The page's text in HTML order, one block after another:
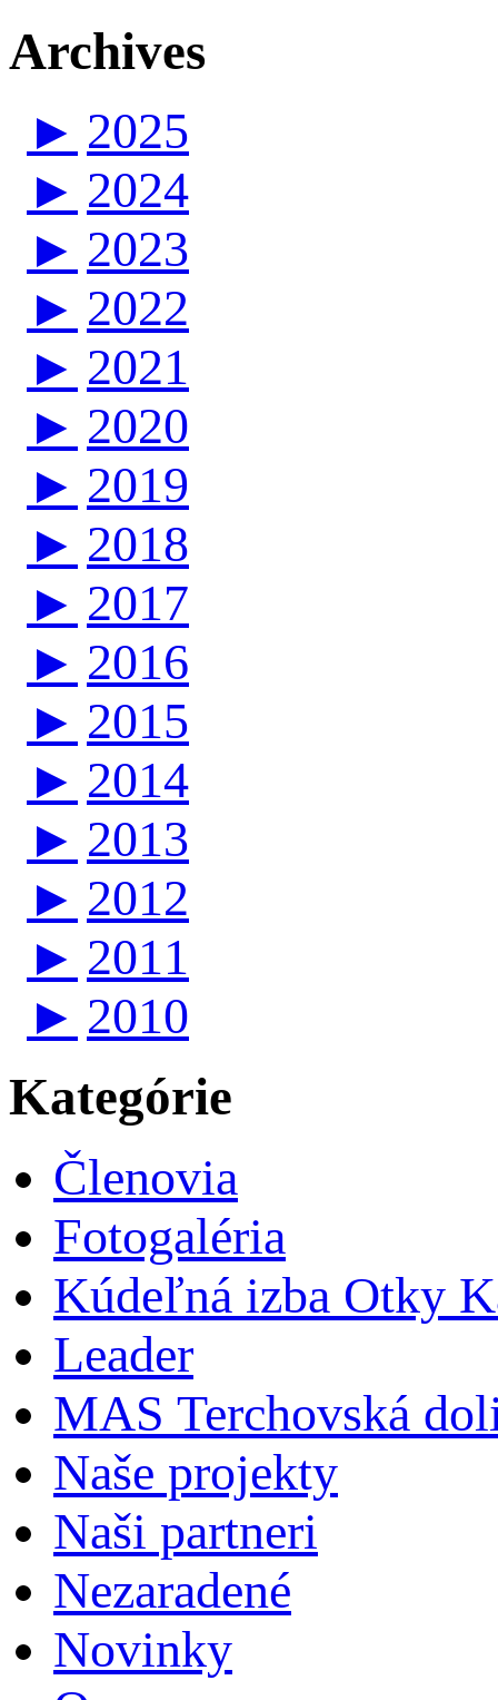
Archives
► 2025
► 2024
► 2023
► 2022
► 2021
► 2020
► 2019
► 2018
► 2017
► 2016
► 2015
► 2014
► 2013
► 2012
► 2011
► 2010
Kategórie
Členovia
Fotogaléria
Kúdeľná izba Otky
Leader
MAS Terchovská
Naše projekty
Naši partneri
Nezaradené
Novinky